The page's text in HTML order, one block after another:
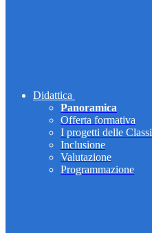
Didattica
Panoramica
Offerta formativa
I progetti delle Classi
Inclusione
Valutazione
Programmazione